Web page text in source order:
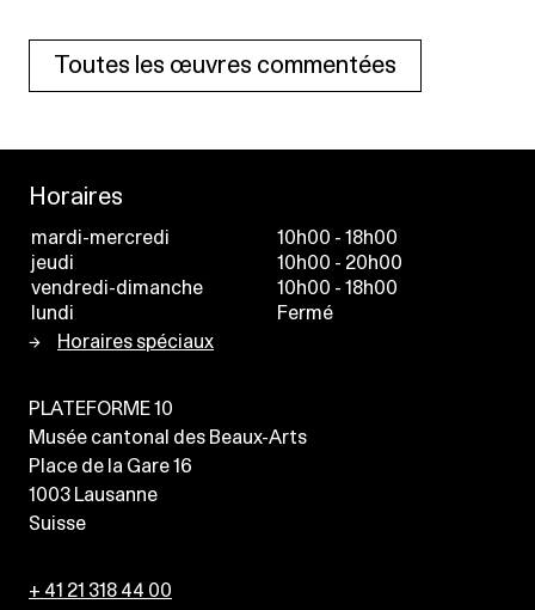
Toutes les œuvres commentées
Horaires
mardi-mercredi
10h00 - 18h00
jeudi
10h00 - 20h00
vendredi-dimanche
10h00 - 18h00
lundi
Fermé
Horaires spéciaux
PLATEFORME 10
Musée cantonal des Beaux-Arts
Place de la Gare 16
1003 Lausanne
Suisse
+ 41 21 318 44 00